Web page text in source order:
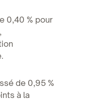
0,40 % pour
de 0,95 %
à la